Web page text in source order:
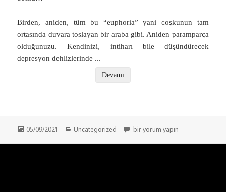
Birden, aniden, tüm bu “euphoria” yani coşkunun tam
ortasında duvara toslayan bir araba gibi. Aniden paramparça
olduğunuzu. Kendinizi, intiharı bile düşündürecek
depresyon dehlizlerinde ...
Devamı
Yayın
05/09/2021 Kategoriler
Uncategorized Korkutucu Uçlarda Yaşamak:
bir yorum yapın